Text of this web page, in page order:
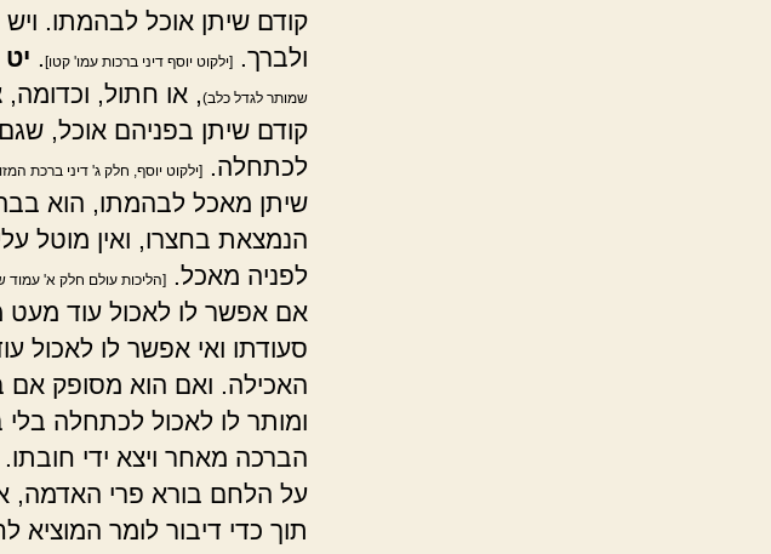
קודם שיתן אוכל לבהמתו. ויש
ולברך.
[ילקוט יוסף דיני ברכות עמו' קטו] יט
שמותר לגדל כלב)
, או חתול,
קודם שיתן בפניהם אוכל,
לכתחלה.
[ילקוט יוסף, חלק ג' דיני ברכת
שיתן מאכל לבהמתו, הוא
הנמצאת בחצרו, ואין מוטל
לפניה מאכל.
[הליכות עולם חלק א' עמוד
אם אפשר לו לאכול עוד מעט
סעודתו ואי אפשר לו לאכול
האכילה. ואם הוא מסופק אם
ומותר לו לאכול לכתחלה בלי
הברכה מאחר ויצא ידי חובתו.
על הלחם בורא פרי האדמה,
תוך כדי דיבור לומר